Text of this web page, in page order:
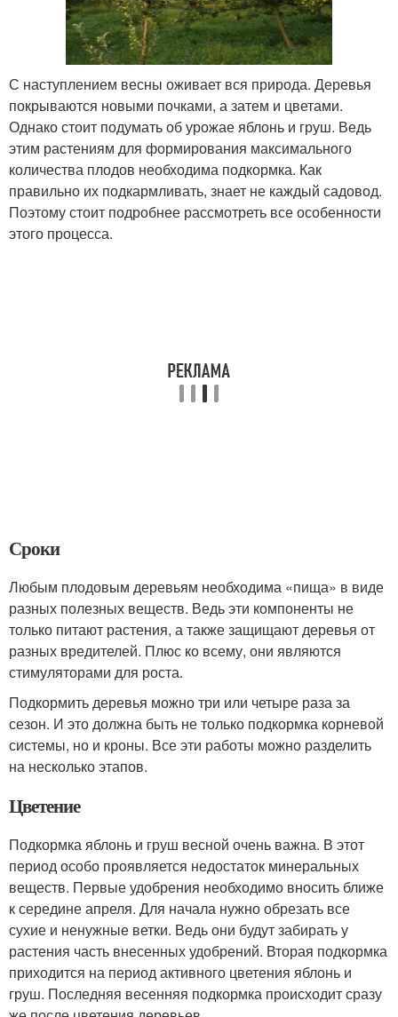
С наступлением весны оживает вся природа. Деревья
покрываются новыми почками, а затем и цветами.
Однако стоит подумать об урожае яблонь и груш. Ведь
этим растениям для формирования максимального
количества плодов необходима подкормка. Как
правильно их подкармливать, знает не каждый садовод.
Поэтому стоит подробнее рассмотреть все особенности
этого процесса.
Сроки
Любым плодовым деревьям необходима «пища» в виде
разных полезных веществ. Ведь эти компоненты не
только питают растения, а также защищают деревья от
разных вредителей. Плюс ко всему, они являются
стимуляторами для роста.
Подкормить деревья можно три или четыре раза за
сезон. И это должна быть не только подкормка корневой
системы, но и кроны. Все эти работы можно разделить
на несколько этапов.
Цветение
Подкормка яблонь и груш весной очень важна. В этот
период особо проявляется недостаток минеральных
веществ. Первые удобрения необходимо вносить ближе
к середине апреля. Для начала нужно обрезать все
сухие и ненужные ветки. Ведь они будут забирать у
растения часть внесенных удобрений. Вторая подкормка
приходится на период активного цветения яблонь и
груш. Последняя весенняя подкормка происходит сразу